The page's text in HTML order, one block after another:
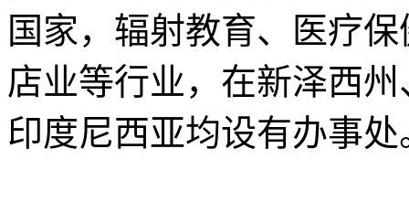
国家，辐射教育、医疗
店业等行业，在新泽西
印度尼西亚均设有办事处